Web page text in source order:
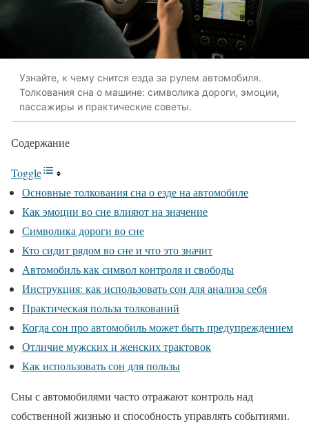
Узнайте, к чему снится езда за рулем автомобиля.
Толкования сна о машине: символика дороги, эмоции,
пассажиры и практические советы.
Содержание
Toggle
Основные толкования сна о езде на автомобиле
Как эмоции во сне влияют на значение
Символика дороги во сне
Кто сидит рядом во сне и что это значит
Автомобиль как символ контроля и свободы
Инструкция: как использовать сон для анализа себя
Практическая польза толкований
Когда сон про автомобиль может быть предупреждением
Отличие мужских и женских трактовок
Как использовать сон для пользы
Сны с автомобилями часто отражают контроль над
собственной жизнью и способность управлять событиями.